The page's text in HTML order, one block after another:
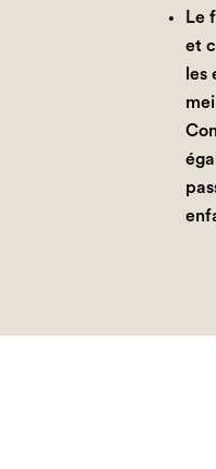
Le
et
les